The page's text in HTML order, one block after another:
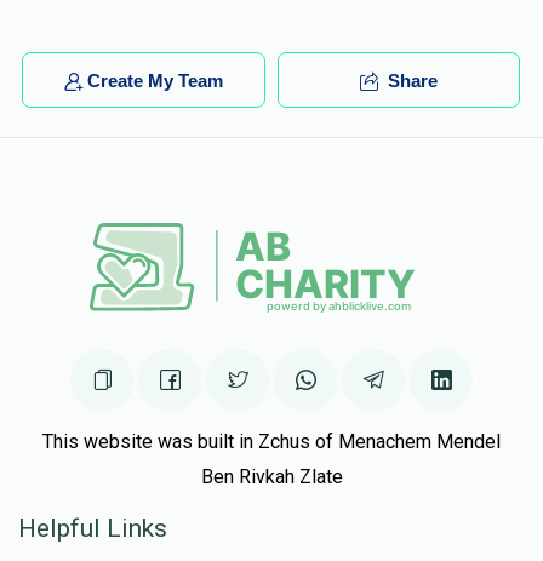
Create My Team Share
This website was built in Zchus of Menachem Mendel
Ben Rivkah Zlate
Helpful Links